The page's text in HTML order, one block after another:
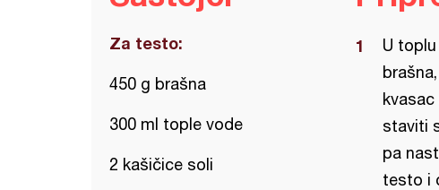
Za testo:
450 g brašna
300 ml tople vode
2 kašičice soli
U
staviti
pa
testo i